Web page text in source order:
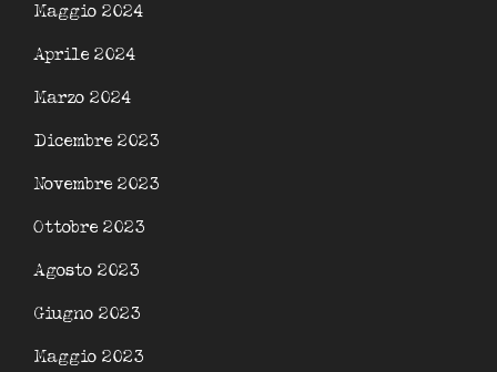
Maggio 2024
Aprile 2024
Marzo 2024
Dicembre 2023
Novembre 2023
Ottobre 2023
Agosto 2023
Giugno 2023
Maggio 2023